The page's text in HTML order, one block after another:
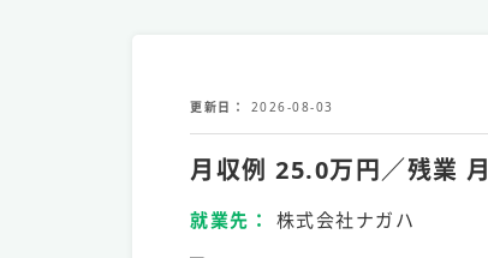
更新日 2026-08-03
月収例 25.0万円／残業
就業先 株式会社ナガハ